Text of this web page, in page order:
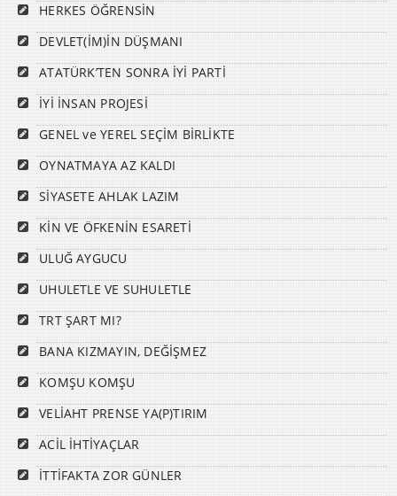
HERKES ÖĞRENSİN
DEVLET(İM)İN DÜŞMANI
ATATÜRK’TEN SONRA İYİ PARTİ
İYİ İNSAN PROJESİ
GENEL ve YEREL SEÇİM BİRLİKTE
OYNATMAYA AZ KALDI
SİYASETE AHLAK LAZIM
KİN VE ÖFKENİN ESARETİ
ULUĞ AYGUCU
UHULETLE VE SUHULETLE
TRT ŞART MI?
BANA KIZMAYIN, DEĞİŞMEZ
KOMŞU KOMŞU
VELİAHT PRENSE YA(P)TIRIM
ACİL İHTİYAÇLAR
İTTİFAKTA ZOR GÜNLER